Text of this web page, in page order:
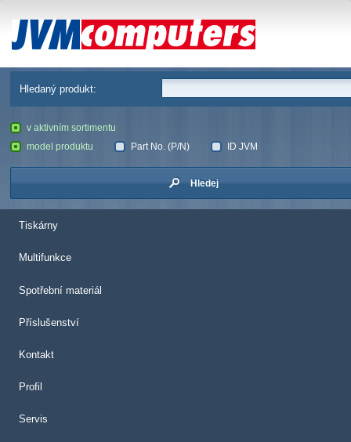
JVM Computers
Hledaný produkt:
v aktivním sortimentu
model produktu
Part No. (P/N) ID JVM
Hledej
Tiskárny
Multifunkce
Spotřební materiál
Příslušenství
Kontakt
Profil
Servis